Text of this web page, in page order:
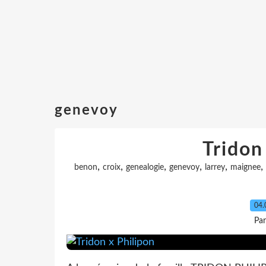
genevoy
benon, croix, genealogie, genevoy, larrey, maignee,